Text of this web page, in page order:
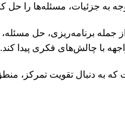
به جزئیات، مسئله‌ها را حل
از جمله برنامه‌ریزی، حل
با چالش‌های فکری پیدا کند.
به دنبال تقویت تمرکز،